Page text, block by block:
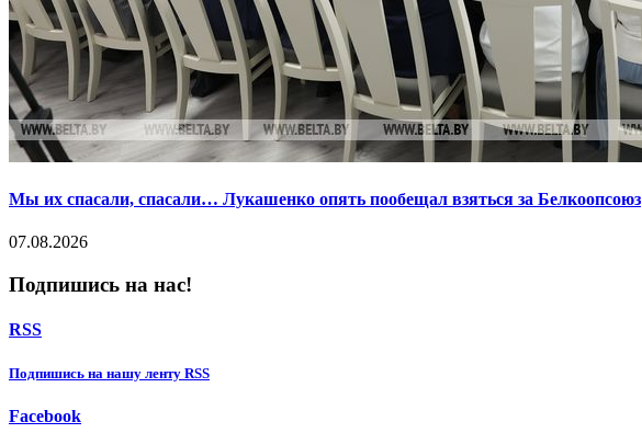
Мы их спасали, спасали… Лукашенко опять пообещал взяться за Белкоопсоюз
07.08.2026
Подпишись на нас!
RSS
Подпишиcь на нашу ленту RSS
Facebook